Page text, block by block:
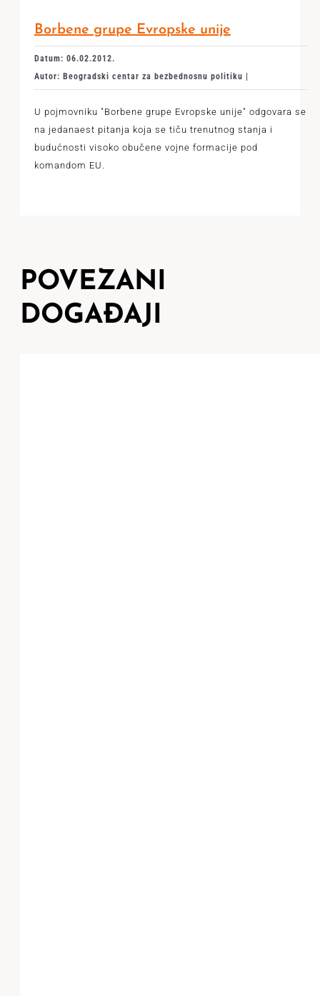
Borbene grupe Evropske unije
Datum: 06.02.2012.
Autor: Beogradski centar za bezbednosnu politiku |
U pojmovniku "Borbene grupe Evropske unije" odgovara se
na jedanaest pitanja koja se tiču trenutnog stanja i
budućnosti visoko obučene vojne formacije pod
komandom EU.
POVEZANI
DOGAĐAJI